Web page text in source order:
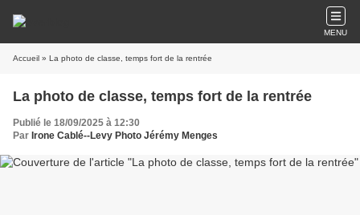
MENU
Accueil » La photo de classe, temps fort de la rentrée
La photo de classe, temps fort de la rentrée
Publié le 18/09/2025 à 12:30
Par Irone Cablé--Levy Photo Jérémy Menges